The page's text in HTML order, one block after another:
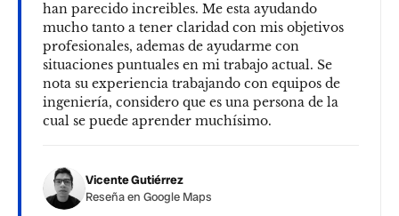
han parecido increibles. Me esta ayudando
mucho tanto a tener claridad con mis objetivos
profesionales, ademas de ayudarme con
situaciones puntuales en mi trabajo actual. Se
nota su experiencia trabajando con equipos de
ingeniería, considero que es una persona de la
cual se puede aprender muchísimo.
Vicente Gutiérrez
Reseña en Google Maps